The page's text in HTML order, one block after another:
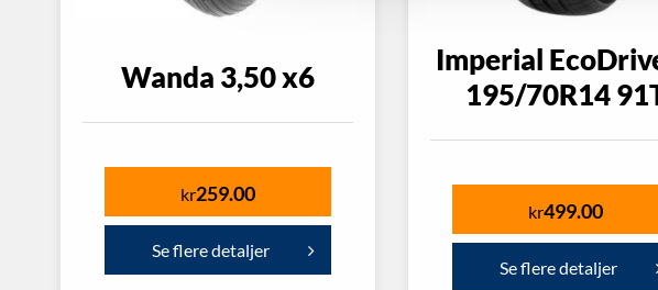
Wanda 3,50 x6
kr259.00
Se flere detaljer
Imperial
195/70R14
kr499.00
Se flere detaljer